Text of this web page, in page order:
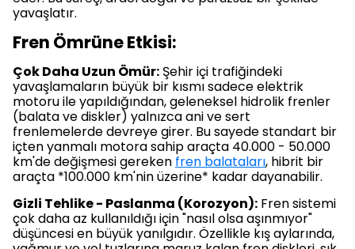
yavaşlatır.
Fren Ömrüne Etkisi:
Çok Daha Uzun Ömür: Şehir içi trafiğindeki
yavaşlamaların büyük bir kısmı sadece elektrik
motoru ile yapıldığından, geleneksel hidrolik frenler
(balata ve diskler) yalnızca ani ve sert
frenlemelerde devreye girer. Bu sayede standart bir
içten yanmalı motora sahip araçta 40.000 - 50.000
km'de değişmesi gereken fren balataları, hibrit bir
araçta *100.000 km'nin üzerine* kadar dayanabilir.
Gizli Tehlike - Paslanma (Korozyon): Fren sistemi
çok daha az kullanıldığı için "nasıl olsa aşınmıyor"
düşüncesi en büyük yanılgıdır. Özellikle kış aylarında,